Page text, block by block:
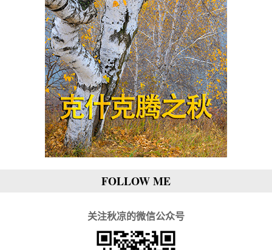
FOLLOW ME
关注秋凉的微信公众号